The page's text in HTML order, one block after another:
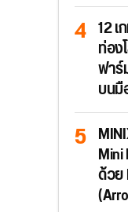
12
ท่อง
ฟา
บน
ด้วย